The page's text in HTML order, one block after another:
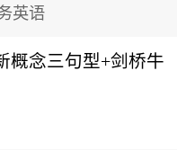
英语
概念三句型+剑桥牛